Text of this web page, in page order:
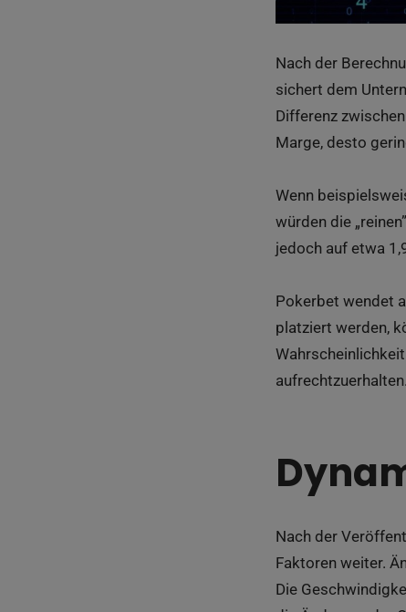
Nach der
sichert dem
Differenz
Marge, desto
Wenn
würden die
jedoch auf etwa
Pokerbet wendet
platziert werden,
aufrechtzuerhalten.
Nach der
Faktoren weiter.
Die